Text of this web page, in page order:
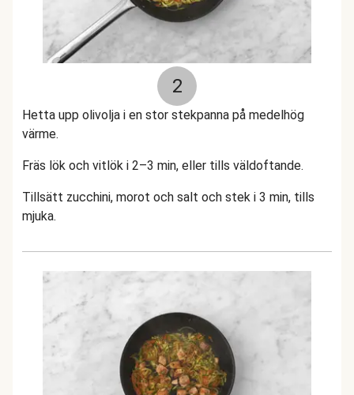
2
Hetta upp olivolja i en stor stekpanna på medelhög
värme.
Fräs lök och vitlök i 2–3 min, eller tills väldoftande.
Tillsätt zucchini, morot och salt och stek i 3 min, tills
mjuka.